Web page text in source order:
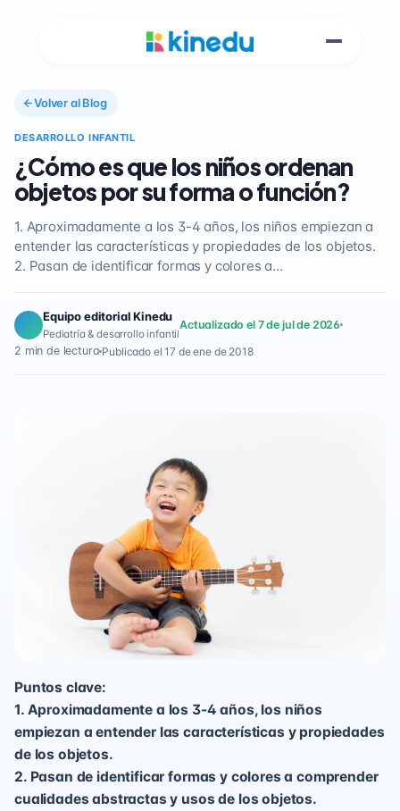
Volver al Blog
DESARROLLO INFANTIL
¿Cómo es que los niños ordenan
objetos por su forma o función?
1. Aproximadamente a los 3-4 años, los niños empiezan a
entender las características y propiedades de los objetos.
2. Pasan de identificar formas y colores a…
Equipo editorial Kinedu
Pediatría & desarrollo infantil
Actualizado el 7 de jul de 2026
2 min de lectura Publicado el 17 de ene de 2018
Puntos clave:
1. Aproximadamente a los 3-4 años, los niños
empiezan a entender las características y propiedades
de los objetos.
2. Pasan de identificar formas y colores a comprender
cualidades abstractas y usos de los objetos.